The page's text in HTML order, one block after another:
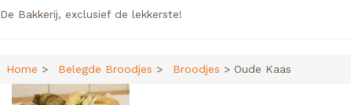
De Bakkerij, exclusief de lekkerste!
Home > Belegde Broodjes > Broodjes > Oude Kaas